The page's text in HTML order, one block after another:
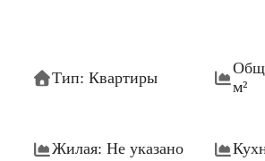
Тип: Квартиры
м²
Жилая: Не указано